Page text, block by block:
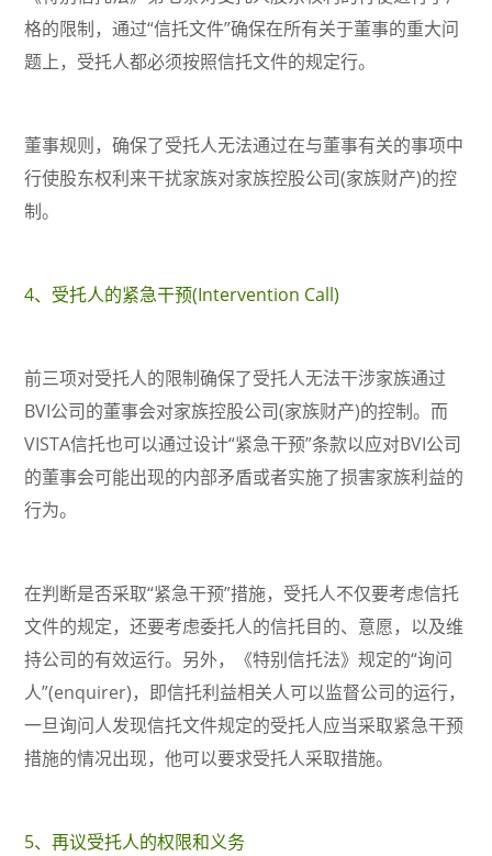
格的限制，通过“信托文件”确保在所有关于董事的重大问
题上，受托人都必须按照信托文件的规定行。
董事规则，确保了受托人无法通过在与董事有关的事项中
行使股东权利来干扰家族对家族控股公司(家族财产)的控
制。
4、受托人的紧急干预(Intervention Call)
前三项对受托人的限制确保了受托人无法干涉家族通过
BVI公司的董事会对家族控股公司(家族财产)的控制。而
VISTA信托也可以通过设计“紧急干预”条款以应对BVI公司
的董事会可能出现的内部矛盾或者实施了损害家族利益的
行为。
在判断是否采取“紧急干预”措施，受托人不仅要考虑信托
文件的规定，还要考虑委托人的信托目的、意愿，以及维
持公司的有效运行。另外，《特别信托法》规定的“询问
人”(enquirer)，即信托利益相关人可以监督公司的运行，
一旦询问人发现信托文件规定的受托人应当采取紧急干预
措施的情况出现，他可以要求受托人采取措施。
5、再议受托人的权限和义务